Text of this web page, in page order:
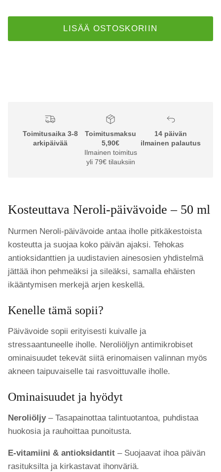
LISÄÄ OSTOSKORIIN
Toimitusaika 3-8
arkipäivää
Toimitusmaksu
5,90€
Ilmainen toimitus
yli 79€ tilauksiin
14 päivän
ilmainen palautus
Kosteuttava Neroli-päivävoide – 50 ml
Nurmen Neroli-päivävoide antaa iholle pitkäkestoista
kosteutta ja suojaa koko päivän ajaksi. Tehokas
antioksidanttien ja uudistavien ainesosien yhdistelmä
jättää ihon pehmeäksi ja sileäksi, samalla ehäisten
ikääntymisen merkejä arjen keskellä.
Kenelle tämä sopii?
Päivävoide sopii erityisesti kuivalle ja
stressaantuneelle iholle. Neroliöljyn antimikrobiset
ominaisuudet tekevät siitä erinomaisen valinnan myös
akneen taipuvaiselle tai rasvoittuvalle iholle.
Ominaisuudet ja hyödyt
Neroliöljy– Tasapainottaa talintuotantoa, puhdistaa
huokosia ja rauhoittaa punoitusta.
E-vitamiini & antioksidantit – Suojaavat ihoa päivän
rasituksilta ja kirkastavat ihonväriä.